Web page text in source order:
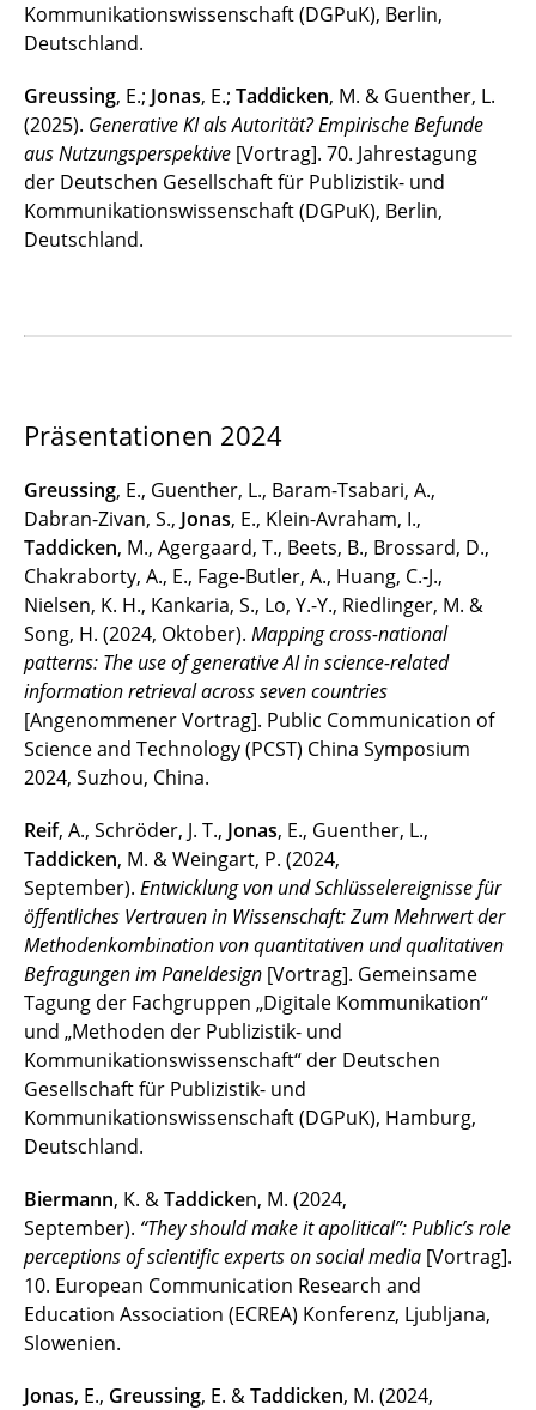
Kommunikationswissenschaft (DGPuK), Berlin,
Deutschland.
Greussing, E.; Jonas, E.; Taddicken, M. & Guenther, L.
(2025). Generative KI als Autorität? Empirische Befunde
aus Nutzungsperspektive [Vortrag]. 70. Jahrestagung
der Deutschen Gesellschaft für Publizistik- und
Kommunikationswissenschaft (DGPuK), Berlin,
Deutschland.
Präsentationen 2024
Greussing, E., Guenther, L., Baram-Tsabari, A.,
Dabran-Zivan, S., Jonas, E., Klein-Avraham, I.,
Taddicken, M., Agergaard, T., Beets, B., Brossard, D.,
Chakraborty, A., E., Fage-Butler, A., Huang, C.-J.,
Nielsen, K. H., Kankaria, S., Lo, Y.-Y., Riedlinger, M. &
Song, H. (2024, Oktober). Mapping cross-national
patterns: The use of generative AI in science-related
information retrieval across seven countries
[Angenommener Vortrag]. Public Communication of
Science and Technology (PCST) China Symposium
2024, Suzhou, China.
Reif, A., Schröder, J. T., Jonas, E., Guenther, L.,
Taddicken, M. & Weingart, P. (2024,
September). Entwicklung von und Schlüsselereignisse für
öffentliches Vertrauen in Wissenschaft: Zum Mehrwert der
Methodenkombination von quantitativen und qualitativen
Befragungen im Paneldesign [Vortrag]. Gemeinsame
Tagung der Fachgruppen „Digitale Kommunikation“
und „Methoden der Publizistik- und
Kommunikationswissenschaft“ der Deutschen
Gesellschaft für Publizistik- und
Kommunikationswissenschaft (DGPuK), Hamburg,
Deutschland.
Biermann, K. &Taddicken, M. (2024,
September). “They should make it apolitical”: Public’s role
perceptions of scientific experts on social media [Vortrag].
10. European Communication Research and
Education Association (ECREA) Konferenz, Ljubljana,
Slowenien.
Jonas, E., Greussing, E. &Taddicken, M. (2024,